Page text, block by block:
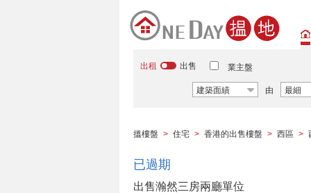
出租 出售 業主盤
建築面績 由 最細
搵樓盤 > 住宅 > 香港的出售樓盤 > 西區 >
已過期
出售瀚然三房兩廳單位